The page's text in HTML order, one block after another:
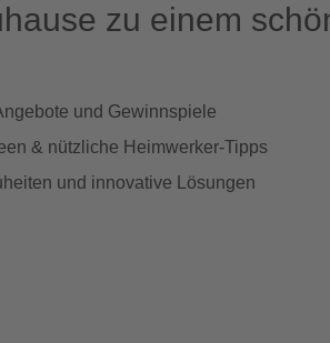
zu einem
und Gewinnspiele
& nützliche Heimwerker-Tipps
und innovative Lösungen